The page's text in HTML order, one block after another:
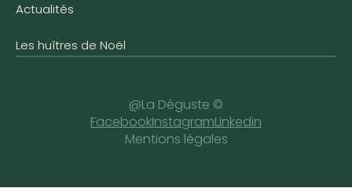
Actualités
Les huîtres de Noël
@La Déguste ©
FacebookInstagramLinkedin
Mentions légales